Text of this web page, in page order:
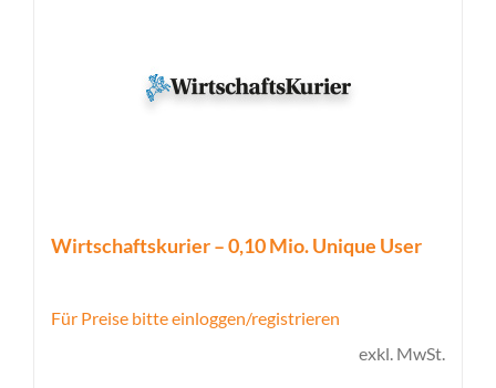
Wirtschaftskurier – 0,10 Mio. Unique User
Für Preise bitte einloggen/registrieren
exkl. MwSt.